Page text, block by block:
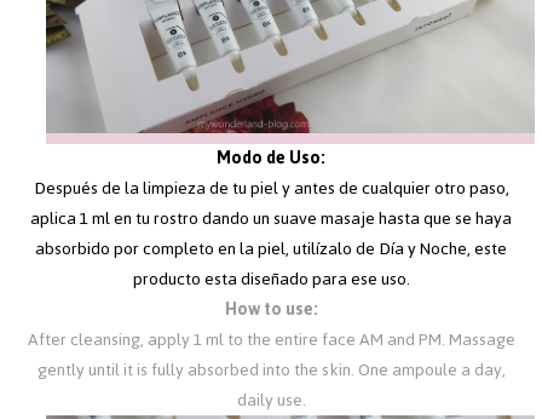
Modo de Uso:
Después de la limpieza de tu piel y antes de cualquier otro paso,
aplica 1 ml en tu rostro dando un suave masaje hasta que se haya
absorbido por completo en la piel, utilízalo de Día y Noche, este
producto esta diseñado para ese uso.
How to use:
After cleansing, apply 1 ml to the entire face AM and PM. Massage
gently until it is fully absorbed into the skin. One ampoule a day,
daily use.